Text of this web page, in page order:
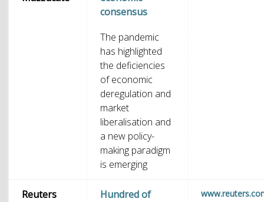
consensus
The pandemic
has highlighted
the deficiencies
of economic
deregulation and
market
liberalisation and
a new policy-
making paradigm
is emerging
Reuters
Hundred of